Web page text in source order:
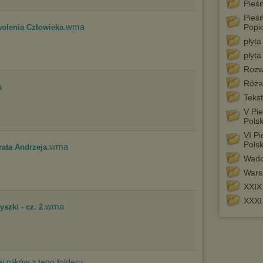
Pełną informację na ten temat znajdziesz pod adresem
V
VI
Człowieka.wma
Andrzeja.wma
- cz. 2.wma